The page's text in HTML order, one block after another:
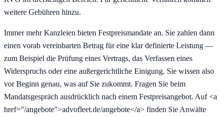
weitere Gebühren hinzu.
Immer mehr Kanzleien bieten Festpreismandate an. Sie zahlen dann
einen vorab vereinbarten Betrag für eine klar definierte Leistung —
zum Beispiel die Prüfung eines Vertrags, das Verfassen eines
Widerspruchs oder eine außergerichtliche Einigung. Sie wissen also
vor Beginn genau, was auf Sie zukommt. Fragen Sie beim
Mandatsgespräch ausdrücklich nach einem Festpreisangebot. Auf <a
href="/angebote">advofleet.de/angebote</a> finden Sie Anwälte